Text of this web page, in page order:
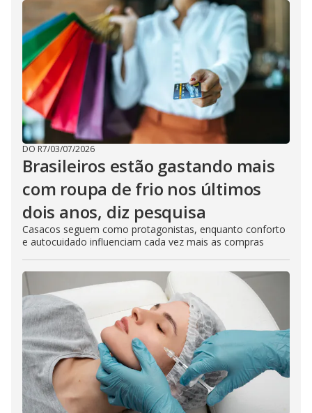
DO R7/03/07/2026
Brasileiros estão gastando mais
com roupa de frio nos últimos
dois anos, diz pesquisa
Casacos seguem como protagonistas, enquanto conforto
e autocuidado influenciam cada vez mais as compras